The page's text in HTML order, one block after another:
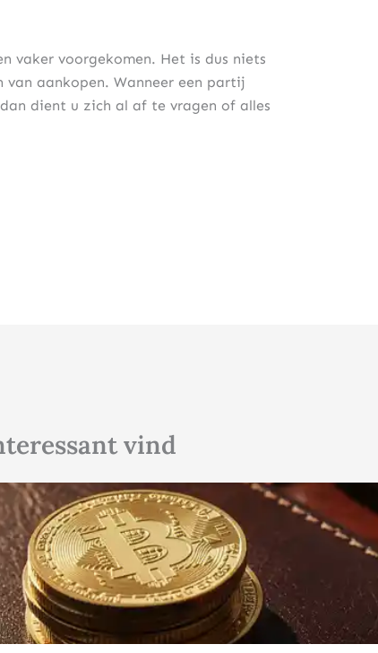
vaker voorgekomen. Het is dus niets
aankopen. Wanneer een partij
dient u zich al af te vragen of alles
vind
Klik hier